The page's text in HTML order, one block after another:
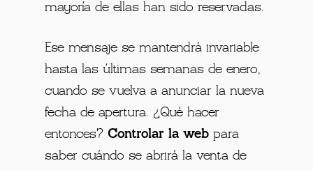
mayoría de ellas han sido reservadas.
Ese mensaje se mantendrá invariable
hasta las últimas semanas de enero,
cuando se vuelva a anunciar la nueva
fecha de apertura. ¿Qué hacer
entonces?Controlar la web para
saber cuándo se abrirá la venta de